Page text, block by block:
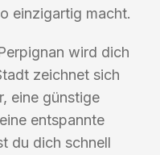
einzigartig macht.
wird dich
zeichnet sich
eine günstige
entspannte
du dich schnell